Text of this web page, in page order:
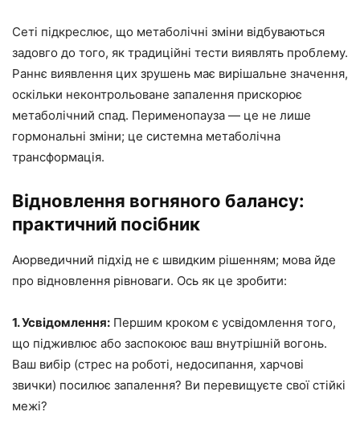
Сеті підкреслює, що метаболічні зміни відбуваються
задовго до того, як традиційні тести виявлять проблему.
Раннє виявлення цих зрушень має вирішальне значення,
оскільки неконтрольоване запалення прискорює
метаболічний спад. Перименопауза — це не лише
гормональні зміни; це системна метаболічна
трансформація.
Відновлення вогняного балансу:
практичний посібник
Аюрведичний підхід не є швидким рішенням; мова йде
про відновлення рівноваги. Ось як це зробити:
1. Усвідомлення: Першим кроком є ​​усвідомлення того,
що підживлює або заспокоює ваш внутрішній вогонь.
Ваш вибір (стрес на роботі, недосипання, харчові
звички) посилює запалення? Ви перевищуєте свої стійкі
межі?